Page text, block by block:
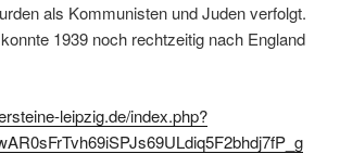
als Kommunisten und Juden verfolgt.
1939 noch rechtzeitig nach England
leipzig.de/index.php?